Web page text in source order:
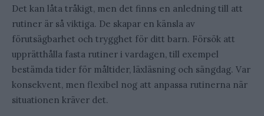
Det kan låta tråkigt, men det finns en anledning till att
rutiner är så viktiga. De skapar en känsla av
förutsägbarhet och trygghet för ditt barn. Försök att
upprätthålla fasta rutiner i vardagen, till exempel
bestämda tider för måltider, läxläsning och sängdag. Var
konsekvent, men flexibel nog att anpassa rutinerna när
situationen kräver det.